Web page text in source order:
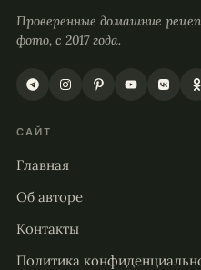
Проверенные домашние
фото, с 2017 года.
САЙТ
Главная
Об авторе
Контакты
Политика